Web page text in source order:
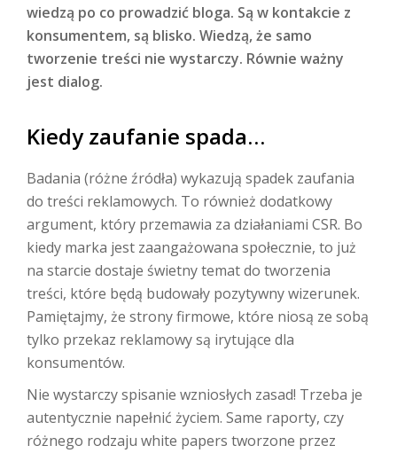
wiedzą po co prowadzić bloga. Są w kontakcie z
konsumentem, są blisko. Wiedzą, że samo
tworzenie treści nie wystarczy. Równie ważny
jest dialog.
Kiedy zaufanie spada…
Badania (różne źródła) wykazują spadek zaufania
do treści reklamowych. To również dodatkowy
argument, który przemawia za działaniami CSR. Bo
kiedy marka jest zaangażowana społecznie, to już
na starcie dostaje świetny temat do tworzenia
treści, które będą budowały pozytywny wizerunek.
Pamiętajmy, że strony firmowe, które niosą ze sobą
tylko przekaz reklamowy są irytujące dla
konsumentów.
Nie wystarczy spisanie wzniosłych zasad! Trzeba je
autentycznie napełnić życiem. Same raporty, czy
różnego rodzaju white papers tworzone przez